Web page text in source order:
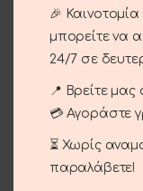
60.00€
caramels 65 cm
Compare
🎉
μπορείτε να
24/7 σε
📍 Βρείτε μας
💳 Αγοράστε
⏳ Χωρίς
παραλάβετε!